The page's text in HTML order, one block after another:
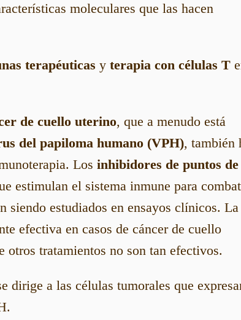
moleculares que las hacen
terapéuticas y terapia con células T
de cuello uterino, que a menudo está
del papiloma humano (VPH), también
Los inhibidores de puntos de
estimulan el sistema inmune para
siendo estudiados en ensayos clínicos. La
efectiva en casos de cáncer de cuello
otros tratamientos no son tan efectivos.
dirige a las células tumorales que